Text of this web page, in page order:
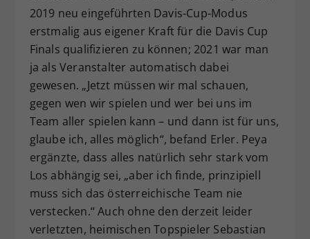
2019 neu eingeführten Davis-Cup-Modus
erstmalig aus eigener Kraft für die Davis Cup
Finals qualifizieren zu können; 2021 war man
ja als Veranstalter automatisch dabei
gewesen. „Jetzt müssen wir mal schauen,
gegen wen wir spielen und wer bei uns im
Team aller spielen kann – und dann ist für uns,
glaube ich, alles möglich“, befand Erler. Peya
ergänzte, dass alles natürlich sehr stark vom
Los abhängig sei, „aber ich finde, prinzipiell
muss sich das österreichische Team nie
verstecken.“ Auch ohne den derzeit leider
verletzten, heimischen Topspieler Sebastian